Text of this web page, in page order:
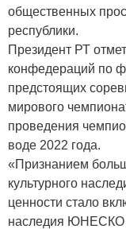
общественных
республики.
Президент РТ
конфедераций по
предстоящих
мирового
проведения
воде 2022 года.
«Признанием
культурного
ценности стало
наследия ЮНЕСКО